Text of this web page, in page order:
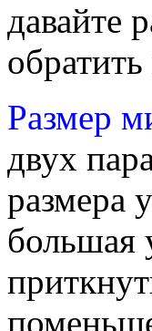
давайте
Размер
двух
размера
большая